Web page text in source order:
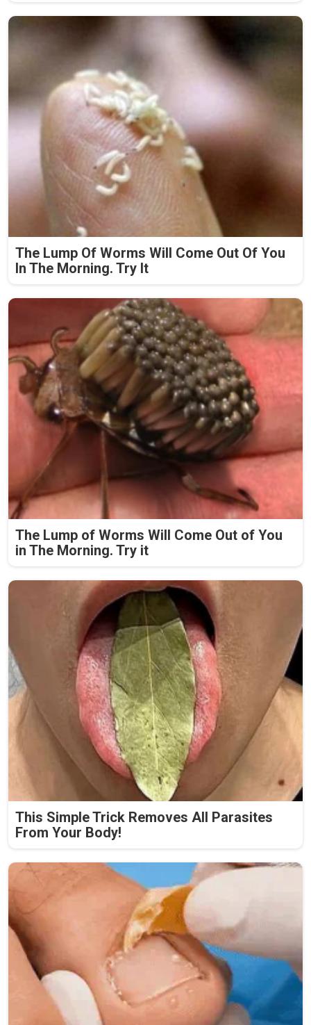
The Lump Of Worms Will Come Out Of You
In The Morning. Try It
The Lump of Worms Will Come Out of You
in The Morning. Try it
This Simple Trick Removes All Parasites
From Your Body!